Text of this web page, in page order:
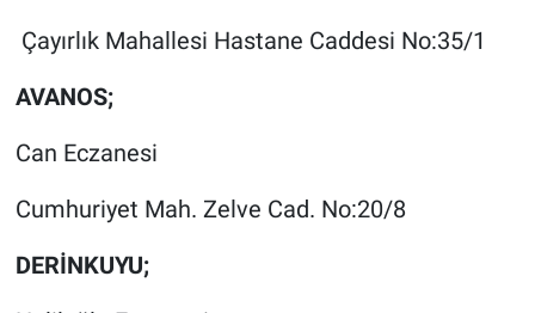
Çayırlık Mahallesi Hastane Caddesi No:35/1
AVANOS;
Can Eczanesi
Cumhuriyet Mah. Zelve Cad. No:20/8
DERİNKUYU;